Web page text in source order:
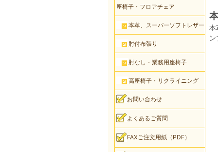
本
座椅子・フロアチェア
本革、スーパーソフトレザー
肘付布張り
肘なし・業務用座椅子
高座椅子・リクライニング
お問い合わせ
よくあるご質問
FAXご注文用紙（PDF）